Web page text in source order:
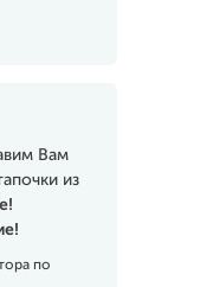
Вам
из
по